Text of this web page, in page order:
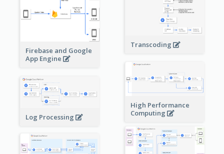
Firebase and Google
App Engine
Transcoding
High Performance
Computing
Log Processing